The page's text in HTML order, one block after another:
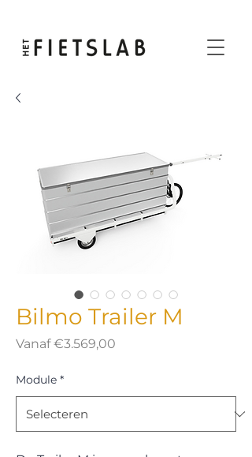
Bilmo Trailer M
Vanaf€3.569,00
Module *